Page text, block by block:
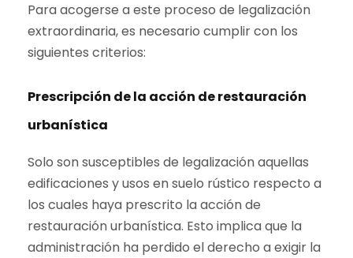
Para acogerse a este proceso de legalización
extraordinaria, es necesario cumplir con los
siguientes criterios:
Prescripción de la acción de restauración
urbanística
Solo son susceptibles de legalización aquellas
edificaciones y usos en suelo rústico respecto a
los cuales haya prescrito la acción de
restauración urbanística. Esto implica que la
administración ha perdido el derecho a exigir la